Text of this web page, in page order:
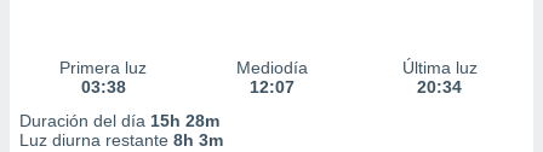
Primera luz
03:38
Mediodía
12:07
Última luz
20:34
Duración del día 15h 28m
Luz diurna restante 8h 3m